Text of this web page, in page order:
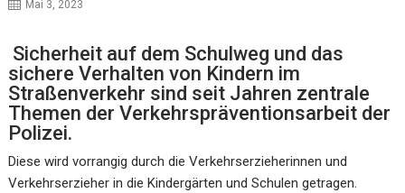
Mai 3, 2023
Sicherheit auf dem Schulweg und das
sichere Verhalten von Kindern im
Straßenverkehr sind seit Jahren zentrale
Themen der Verkehrspräventionsarbeit der
Polizei.
Diese wird vorrangig durch die Verkehrserzieherinnen und
Verkehrserzieher in die Kindergärten und Schulen getragen.